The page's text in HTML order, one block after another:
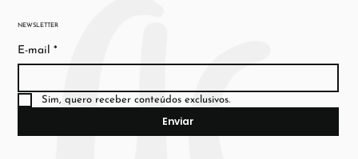
NEWSLETTER
E-mail *
Sim, quero receber conteúdos exclusivos.
Enviar